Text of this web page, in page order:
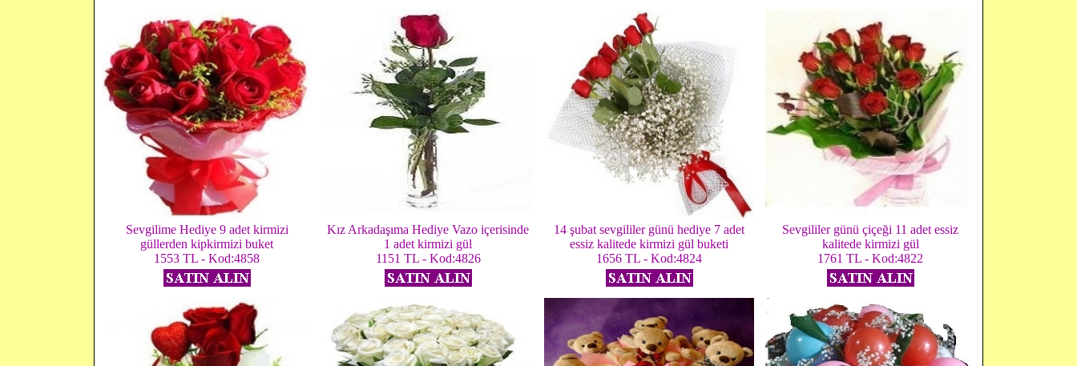
Sevgilime Hediye 9 adet kirmizi
güllerden kipkirmizi buket
1553 TL - Kod:4858
Kız Arkadaşıma Hediye Vazo içerisinde
1 adet kirmizi gül
1151 TL - Kod:4826
14 şubat sevgililer günü hediye 7 adet
essiz kalitede kirmizi gül buketi
1656 TL - Kod:4824
Sevgililer günü çiçeği 11 adet essiz
kalitede kirmizi gül
1761 TL - Kod:4822